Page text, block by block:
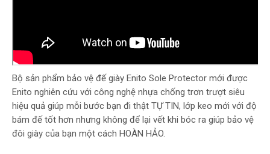
Bộ sản phẩm bảo vệ đế giày Enito Sole Protector mới được
Enito nghiên cứu với công nghệ nhựa chống trơn trượt siêu
hiệu quả giúp mỗi bước bạn đi thật TỰ TIN, lớp keo mới với độ
bám đế tốt hơn nhưng không để lại vết khi bóc ra giúp bảo vệ
đôi giày của bạn một cách HOÀN HẢO.